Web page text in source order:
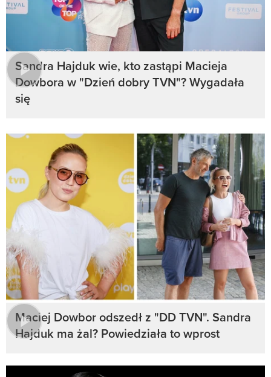
Sandra Hajduk wie, kto zastąpi Macieja
Dowbora w "Dzień dobry TVN"? Wygadała
się
Maciej Dowbor odszedł z "DD TVN". Sandra
Hajduk ma żal? Powiedziała to wprost